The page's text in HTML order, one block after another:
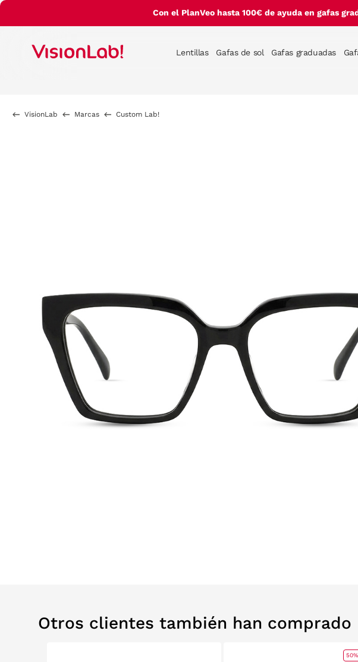
Con el PlanVeo hasta 100€ de ayuda en gafas
Lentillas Gafas de sol Gafas graduadas
VisionLab Marcas Custom Lab!
Otros clientes también han comprado
50%